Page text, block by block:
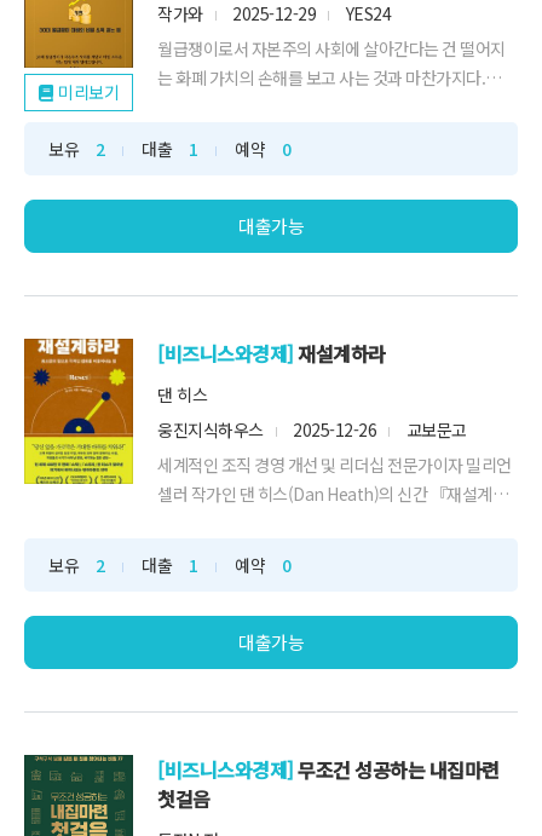
미리보기
작가와
2025-12-29
YES24
월급쟁이로서 자본주의 사회에 살아간다는 건 떨어지
는 화폐 가치의 손해를 보고 사는 것과 마찬가지다.
그건 바로 시스템을 만드는 것이다. 어떻게 시스템을 가
지기로 하게 되었는지, 그 과정을 설명한다.
보유 2 대출 1 예약 0
대출가능
[비즈니스와경제]재설계하라
댄 히스
웅진지식하우스
2025-12-26
교보문고
세계적인 조직 경영 개선 및 리더십 전문가이자 밀리언
셀러 작가인 댄 히스(Dan Heath)의 신간 『재설계하
개
보유 2 대출 1 예약 0
대출가능
[비즈니스와경제]무조건 성공하는 내집마련
첫걸음